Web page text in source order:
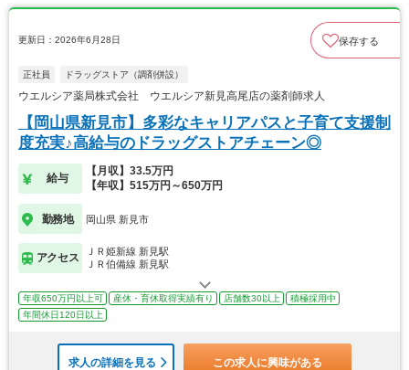
更新日：2026年6月28日 保存する
正社員 ドラッグストア（調剤併設）
ウエルシア薬局株式会社 ウエルシア新見高尾店の薬剤師求人
【岡山県新見市】多彩なキャリアパスと子育て支援制
度充実♪高給与のドラッグストアチェーン◎
給与
【月収】33.5万円
【年収】515万円～650万円
勤務地 岡山県 新見市
アクセス
ＪＲ姫新線 新見駅
ＪＲ伯備線 新見駅
年収650万円以上可 産休・育休取得実績有り 店舗数30以上
積極採用中
年間休日120日以上
求人の詳細を見る この求人に興味がある